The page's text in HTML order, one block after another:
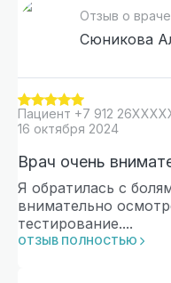
Отзыв о враче
Сюникова
Пациент +7 912
16 октября 2024
Врач очень
Я обратилась с
внимательно
тестирование....
ОТЗЫВ ПОЛНОСТЬЮ